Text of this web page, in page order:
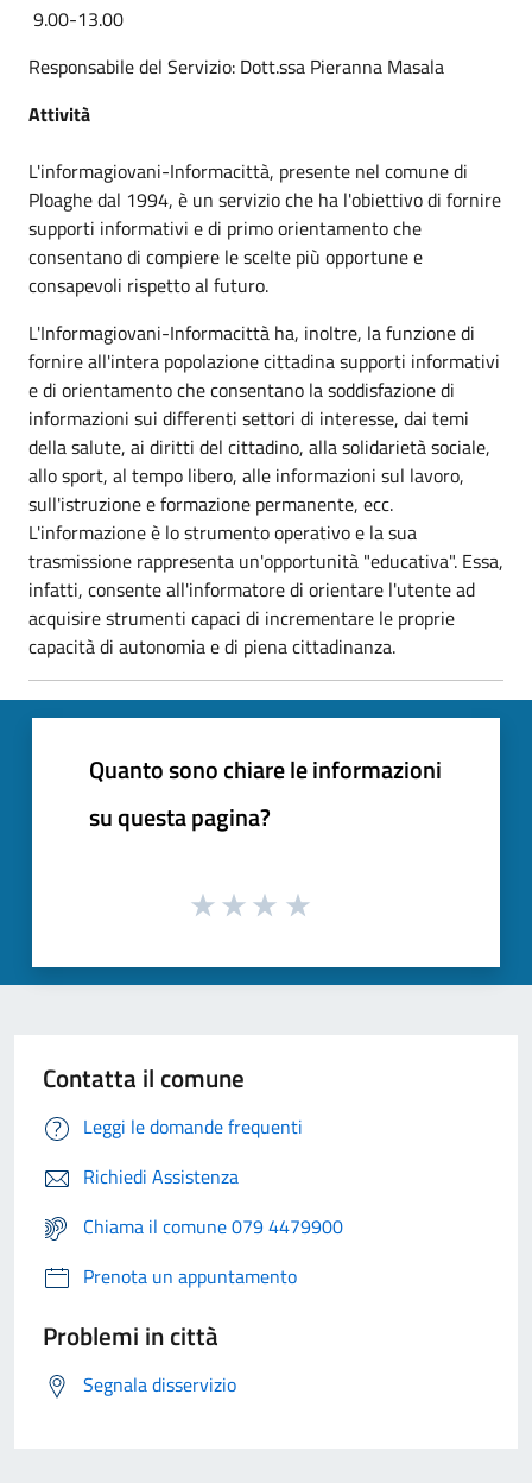
9.00-13.00
Responsabile del Servizio: Dott.ssa Pieranna Masala
Attività
L'informagiovani-Informacittà, presente nel comune di
Ploaghe dal 1994, è un servizio che ha l'obiettivo di fornire
supporti informativi e di primo orientamento che
consentano di compiere le scelte più opportune e
consapevoli rispetto al futuro.
L'Informagiovani-Informacittà ha, inoltre, la funzione di
fornire all'intera popolazione cittadina supporti informativi
e di orientamento che consentano la soddisfazione di
informazioni sui differenti settori di interesse, dai temi
della salute, ai diritti del cittadino, alla solidarietà sociale,
allo sport, al tempo libero, alle informazioni sul lavoro,
sull'istruzione e formazione permanente, ecc.
L'informazione è lo strumento operativo e la sua
trasmissione rappresenta un'opportunità "educativa". Essa,
infatti, consente all'informatore di orientare l'utente ad
acquisire strumenti capaci di incrementare le proprie
capacità di autonomia e di piena cittadinanza.
Quanto sono chiare le informazioni
su questa pagina?
Contatta il comune
Leggi le domande frequenti
Richiedi Assistenza
Chiama il comune 079 4479900
Prenota un appuntamento
Problemi in città
Segnala disservizio